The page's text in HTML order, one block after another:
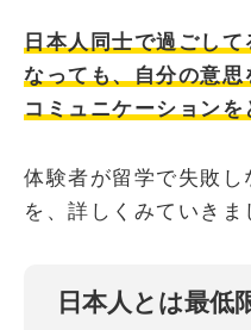
日本人同士で過ごし
なっても、自分の意
コミュニケーションを
体験者が留学で失敗し
を、詳しくみていきま
日本人とは最低